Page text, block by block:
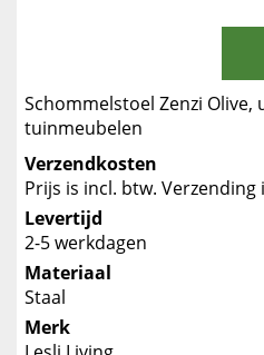
Schommelstoel Zenzi Olive,
tuinmeubelen
Verzendkosten
Prijs is incl. btw. Verzending
Levertijd
2-5 werkdagen
Materiaal
Staal
Merk